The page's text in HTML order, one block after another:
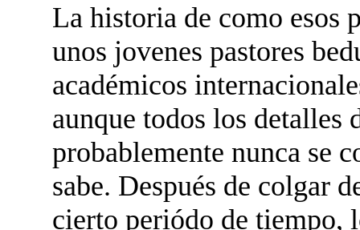
La historia de como esos
unos jovenes pastores
académicos
aunque todos los detalles
probablemente nunca se
sabe. Después de colgar
cierto periódo de tiempo,